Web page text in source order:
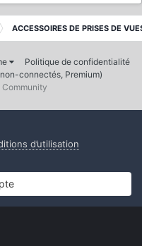
ACCESSOIRES DE PRISES DE
Politique de confidentialité
connectés, Premium)
d’utilisation